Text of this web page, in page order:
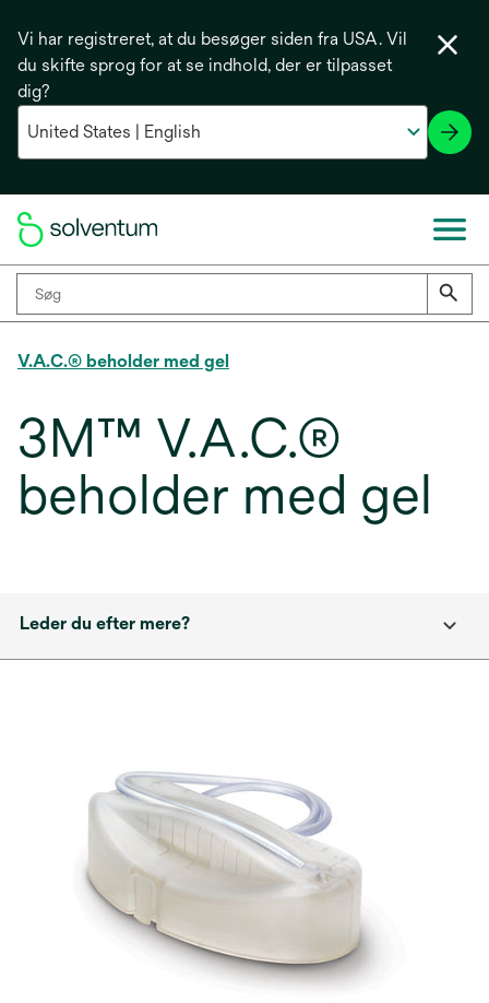
Vi har registreret, at du besøger siden fra USA. Vil
du skifte sprog for at se indhold, der er tilpasset
dig?
V.A.C.® beholder med gel
3M™ V.A.C.®
beholder med gel
Leder du efter mere?